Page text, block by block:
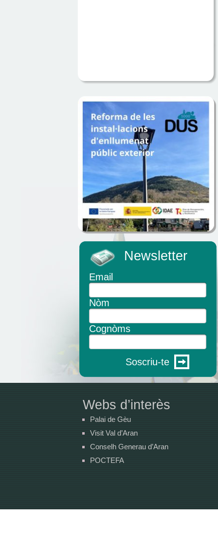
Newsletter
Email
Nòm
Cognòms
Soscriu-te
Webs d’interès
Palai de Gèu
Visit Val d’Aran
Conselh Generau d’Aran
POCTEFA